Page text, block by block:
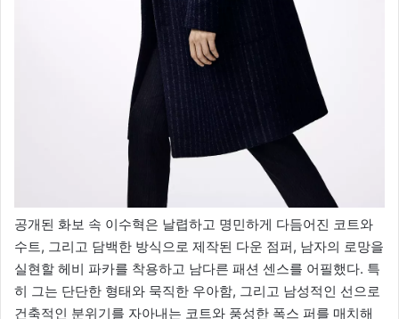
공개된 화보 속 이수혁은 날렵하고 명민하게 다듬어진 코트와
수트, 그리고 담백한 방식으로 제작된 다운 점퍼, 남자의 로망을
실현할 헤비 파카를 착용하고 남다른 패션 센스를 어필했다. 특
히 그는 단단한 형태와 묵직한 우아함, 그리고 남성적인 선으로
건축적인 분위기를 자아내는 코트와 풍성한 폭스 퍼를 매치해